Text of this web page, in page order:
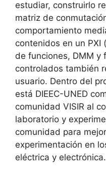
estudiar, construirlo
matriz de
comportamiento
contenidos en un PXI
de funciones, DMM y
controlados también
usuario. Dentro del
está DIEEC-UNED
comunidad VISIR al
laboratorio y
comunidad para
experimentación en
eléctrica y electrónica.